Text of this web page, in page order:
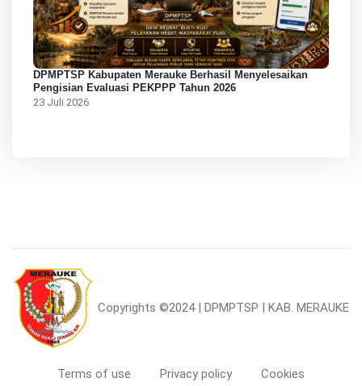
DPMPTSP Kabupaten Merauke Berhasil Menyelesaikan
Pengisian Evaluasi PEKPPP Tahun 2026
23 Juli 2026
Copyrights ©2024 | DPMPTSP | KAB. MERAUKE
Terms of use Privacy policy Cookies